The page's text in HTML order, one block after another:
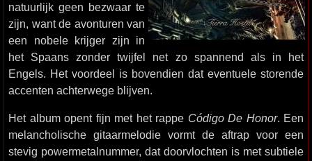
natuurlijk geen bezwaar te
zijn, want de avonturen van
een nobele krijger zijn in
het Spaans zonder twijfel net zo spannend als in het
Engels. Het voordeel is bovendien dat eventuele storende
accenten achterwege blijven.
Het album opent fijn met het rappe Código De Honor. Een
melancholische gitaarmelodie vormt de aftrap voor een
stevig powermetalnummer, dat doorvlochten is met subtiele